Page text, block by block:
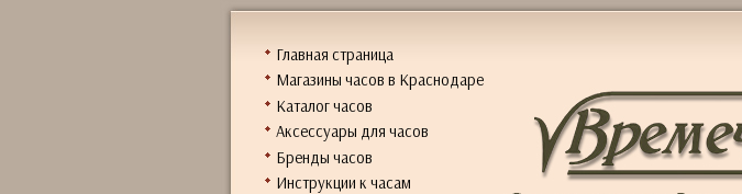
Главная страница
Магазины часов в Краснодаре
Каталог часов
Аксессуары для часов
Бренды часов
Инструкции к часам